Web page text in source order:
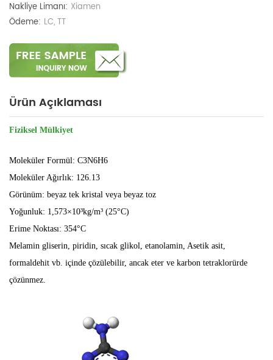
Nakliye Limanı: Xiamen
Ödeme: LC, TT
Ürün Açıklaması
Fiziksel Mülkiyet
Moleküler Formül: C3N6H6
Moleküler Ağırlık: 126.13
Görünüm: beyaz tek kristal veya beyaz toz
Yoğunluk: 1,573×10³kg/m³ (25°C)
Erime Noktası: 354°C
Melamin gliserin, piridin, sıcak glikol, etanolamin, Asetik asit,
formaldehit vb. içinde çözülebilir, ancak eter ve karbon tetraklorürde
çözünmez.